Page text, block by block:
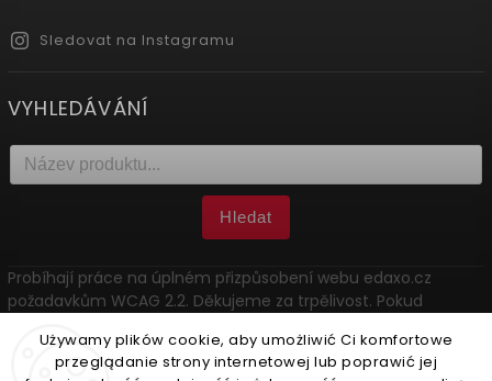
Używamy plików cookie, aby umożliwić Ci komfortowe
przeglądanie strony internetowej lub poprawić jej
Sledovat na Instagramu
VYHLEDÁVÁNÍ
Hledat
Probíhají práce na úplném přizpůsobení webu edaxo.cz
požadavkům WCAG 2.2. Děkujeme za trpělivost. Pokud